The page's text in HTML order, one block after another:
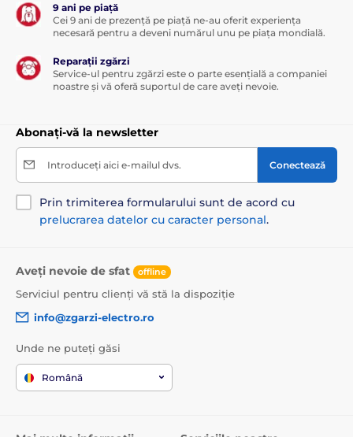
9 ani pe piață
Cei 9 ani de prezență pe piață ne-au oferit experiența
necesară pentru a deveni numărul unu pe piața mondială.
Reparații zgărzi
Service-ul pentru zgărzi este o parte esențială a companiei
noastre și vă oferă suportul de care aveți nevoie.
Abonați-vă la newsletter
Introduceți aici e-mailul dvs. Conectează
Prin trimiterea formularului sunt de acord cu
prelucrarea datelor cu caracter personal.
Aveți nevoie de sfat offline
Serviciul pentru clienți vă stă la dispoziție
info@zgarzi-electro.ro
Unde ne puteți găsi
Română